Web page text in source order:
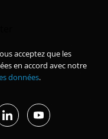
acceptez que les
en accord avec notre
données.